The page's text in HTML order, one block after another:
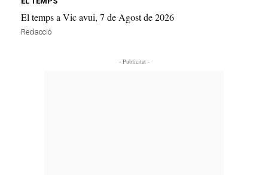
El temps a Vic avui, 7 de Agost de 2026
Redacció
- Publicitat -